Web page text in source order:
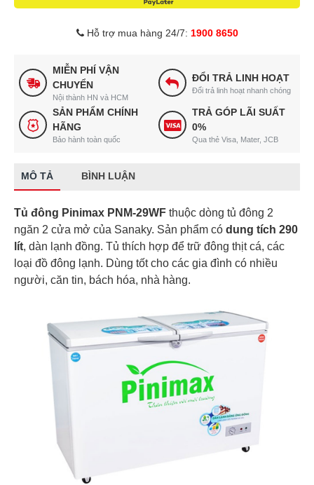
Hỗ trợ mua hàng 24/7: 1900 8650
MIỄN PHÍ VẬN
CHUYỂN
Nội thành HN và HCM
ĐỔI TRẢ LINH HOẠT
Đổi trả linh hoạt nhanh chóng
SẢN PHẨM CHÍNH
HÃNG
Bảo hành toàn quốc
TRẢ GÓP LÃI SUẤT
0%
Qua thẻ Visa, Mater, JCB
MÔ TẢ BÌNH LUẬN
Tủ đông Pinimax PNM-29WF thuộc dòng tủ đông 2
ngăn 2 cửa mở của Sanaky. Sản phẩm có dung tích 290
lít, dàn lạnh đồng. Tủ thích hợp để trữ đông thịt cá, các
loại đồ đông lạnh. Dùng tốt cho các gia đình có nhiều
người, căn tin, bách hóa, nhà hàng.